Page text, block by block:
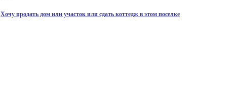
Хочу продать дом или участок или сдать коттедж в этом поселке